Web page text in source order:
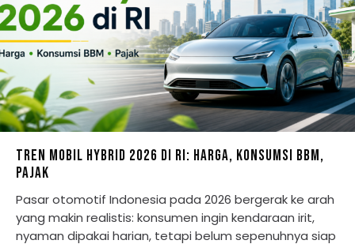
TREN MOBIL HYBRID 2026 DI RI: HARGA, KONSUMSI BBM,
PAJAK
Pasar otomotif Indonesia pada 2026 bergerak ke arah
yang makin realistis: konsumen ingin kendaraan irit,
nyaman dipakai harian, tetapi belum sepenuhnya siap